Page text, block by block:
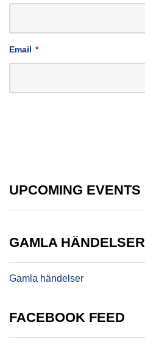
Email *
UPCOMING EVENTS
GAMLA HÄNDELSER
Gamla händelser
FACEBOOK FEED